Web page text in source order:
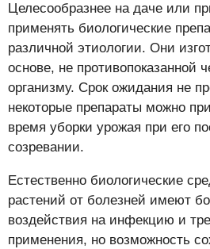
Целесообразнее на даче или
применять биологические
различной этиологии. Они
основе, не противопоказанной
организму. Срок ожидания не
некоторые препараты можно
время уборки урожая при его
созревании.
Естественно биологические
растений от болезней имеют
воздействия на инфекцию и
применения, но возможность